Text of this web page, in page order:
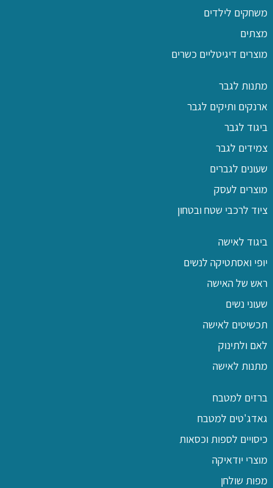
משחקים לילדים
מצתים
מוצרים דיגיטליים כשרים
מתנות לגבר
ארנקים ותיקים לגבר
ביגוד לגבר
צמידים לגבר
שעונים לגברים
מוצרים לעסק
ציוד לרכבי שטח ובטחון
ביגוד לאישה
יופי ואסתטיקה לנשים
ראש של האישה
שעוני נשים
תכשיטים לאישה
לאם ולתינוק
מתנות לאישה
ברזים למטבח
גאדג'טים למטבח
כיסויים לספות וכסאות
מוצרי יודאיקה
מפות שולחן